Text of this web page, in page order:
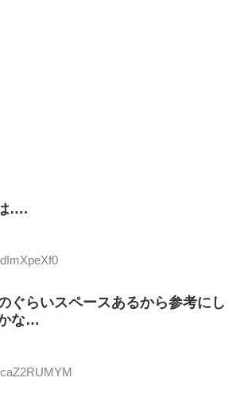
….
ぐらいスペースあるから参考にし
な…